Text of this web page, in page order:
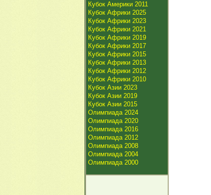
Кубок Америки 2011
Кубок Африки 2025
Кубок Африки 2023
Кубок Африки 2021
Кубок Африки 2019
Кубок Африки 2017
Кубок Африки 2015
Кубок Африки 2013
Кубок Африки 2012
Кубок Африки 2010
Кубок Азии 2023
Кубок Азии 2019
Кубок Азии 2015
Олимпиада 2024
Олимпиада 2020
Олимпиада 2016
Олимпиада 2012
Олимпиада 2008
Олимпиада 2004
Олимпиада 2000